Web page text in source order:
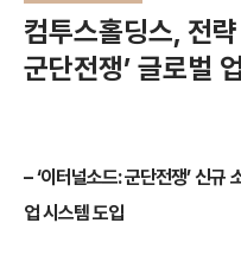
컴투스홀딩스, 전
군단전쟁’ 글로벌
–‘이터널소드: 군단전쟁’ 신
업 시스템 도입